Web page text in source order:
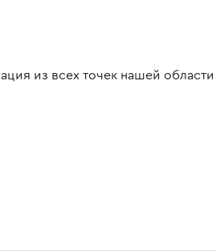
из всех точек нашей области